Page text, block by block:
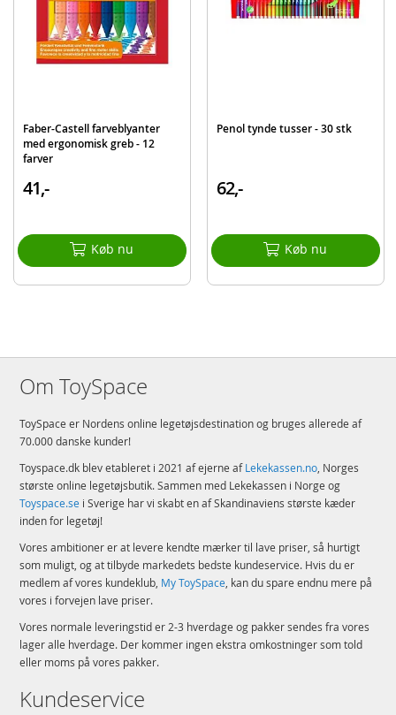
Faber-Castell farveblyanter
med ergonomisk greb - 12
farver
41,-
Køb nu
Penol tynde tusser - 30 stk
62,-
Køb nu
Om ToySpace
ToySpace er Nordens online legetøjsdestination og bruges allerede af
70.000 danske kunder!
Toyspace.dk blev etableret i 2021 af ejerne afLekekassen.no, Norges
største online legetøjsbutik. Sammen med Lekekassen i Norge og
Toyspace.se i Sverige har vi skabt en af Skandinaviens største kæder
inden for legetøj!
Vores ambitioner er at levere kendte mærker til lave priser, så hurtigt
som muligt, og at tilbyde markedets bedste kundeservice. Hvis du er
medlem af vores kundeklub, My ToySpace, kan du spare endnu mere på
vores i forvejen lave priser.
Vores normale leveringstid er 2-3 hverdage og pakker sendes fra vores
lager alle hverdage. Der kommer ingen ekstra omkostninger som told
eller moms på vores pakker.
Kundeservice